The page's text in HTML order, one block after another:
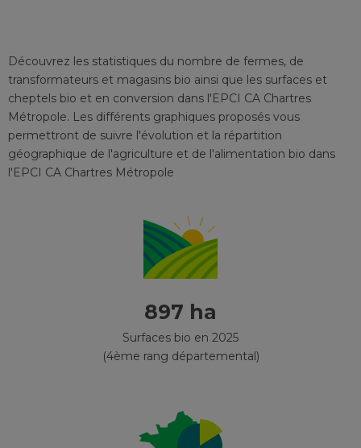
Découvrez les statistiques du nombre de fermes, de
transformateurs et magasins bio ainsi que les surfaces et
cheptels bio et en conversion dans l'EPCI CA Chartres
Métropole. Les différents graphiques proposés vous
permettront de suivre l'évolution et la répartition
géographique de l'agriculture et de l'alimentation bio dans
l'EPCI CA Chartres Métropole
897 ha
Surfaces bio en 2025
(4ème rang départemental)